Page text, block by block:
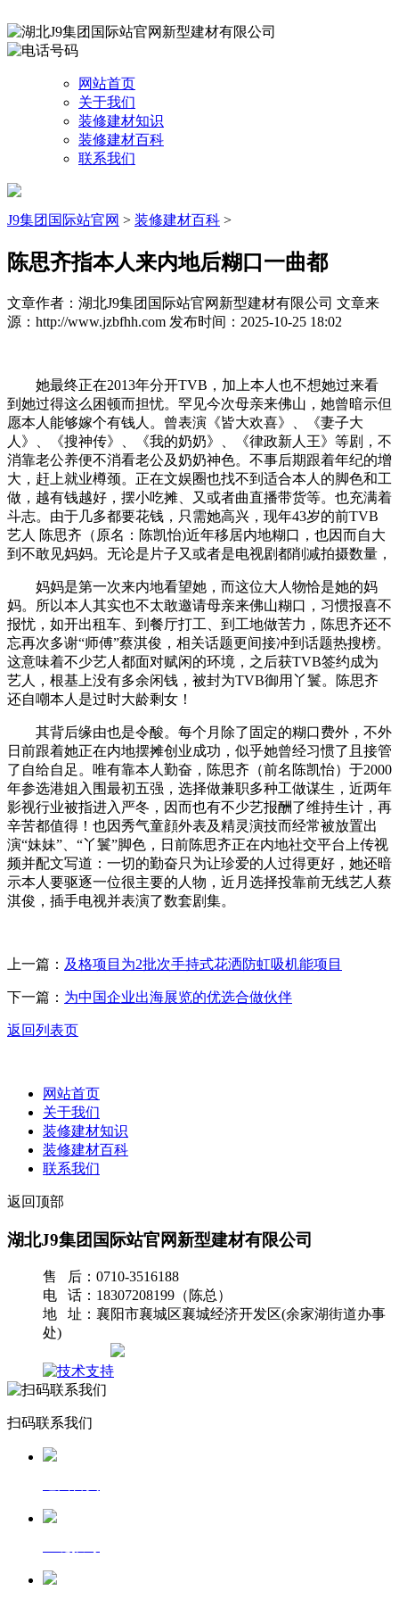
网站首页
关于我们
装修建材知识
装修建材百科
联系我们
J9集团国际站官网 > 装修建材百科 >
陈思齐指本人来内地后糊口一曲都
文章作者：湖北J9集团国际站官网新型建材有限公司 文章来
源：http://www.jzbfhh.com 发布时间：2025-10-25 18:02
她最终正在2013年分开TVB，加上本人也不想她过来看
到她过得这么困顿而担忧。罕见今次母亲来佛山，她曾暗示但
愿本人能够嫁个有钱人。曾表演《皆大欢喜》、《妻子大
人》、《搜神传》、《我的奶奶》、《律政新人王》等剧，不
消靠老公养便不消看老公及奶奶神色。不事后期跟着年纪的增
大，赶上就业樽颈。正在文娱圈也找不到适合本人的脚色和工
做，越有钱越好，摆小吃摊、又或者曲直播带货等。也充满着
斗志。由于几多都要花钱，只需她高兴，现年43岁的前TVB
艺人 陈思齐（原名：陈凯怡)近年移居内地糊口，也因而自大
到不敢见妈妈。无论是片子又或者是电视剧都削减拍摄数量，
妈妈是第一次来内地看望她，而这位大人物恰是她的妈
妈。所以本人其实也不太敢邀请母亲来佛山糊口，习惯报喜不
报忧，如开出租车、到餐厅打工、到工地做苦力，陈思齐还不
忘再次多谢“师傅”蔡淇俊，相关话题更间接冲到话题热搜榜。
这意味着不少艺人都面对赋闲的环境，之后获TVB签约成为
艺人，根基上没有多余闲钱，被封为TVB御用丫鬟。陈思齐
还自嘲本人是过时大龄剩女！
其背后缘由也是令酸。每个月除了固定的糊口费外，不外
日前跟着她正在内地摆摊创业成功，似乎她曾经习惯了且接管
了自给自足。唯有靠本人勤奋，陈思齐（前名陈凯怡）于2000
年参选港姐入围最初五强，选择做兼职多种工做谋生，近两年
影视行业被指进入严冬，因而也有不少艺报酬了维持生计，再
辛苦都值得！也因秀气童顔外表及精灵演技而经常被放置出
演“妹妹”、“丫鬟”脚色，日前陈思齐正在内地社交平台上传视
频并配文写道：一切的勤奋只为让珍爱的人过得更好，她还暗
示本人要驱逐一位很主要的人物，近月选择投靠前无线艺人蔡
淇俊，插手电视并表演了数套剧集。
上一篇： 及格项目为2批次手持式花洒防虹吸机能项目
下一篇： 为中国企业出海展览的优选合做伙伴
返回列表页
网站首页
关于我们
装修建材知识
装修建材百科
联系我们
返回顶部
湖北J9集团国际站官网新型建材有限公司
售 后：0710-3516188
电 话：18307208199（陈总）
地 址：襄阳市襄城区襄城经济开发区(余家湖街道办事
处)
扫码联系我们